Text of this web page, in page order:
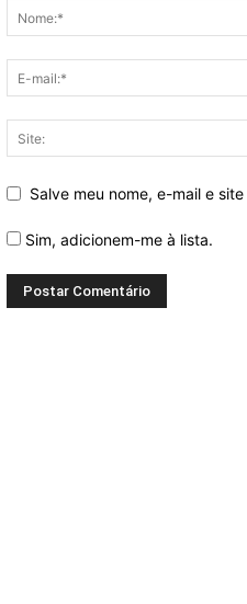
Salve meu nome, e-mail e
Sim, adicionem-me à lista.